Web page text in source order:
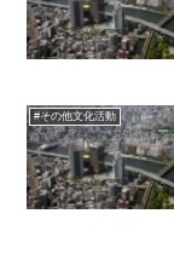
#その他文化活動